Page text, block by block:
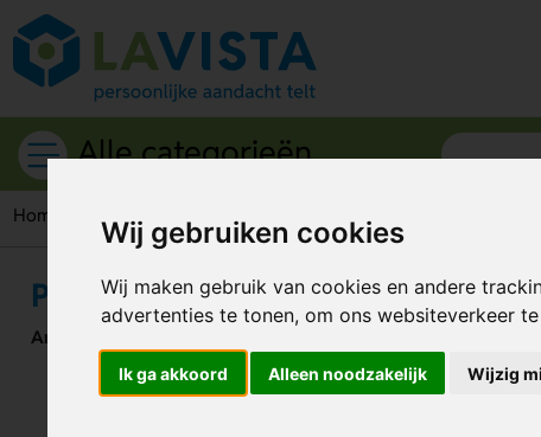
Wij gebruiken cookies
Wij maken gebruik van cookies en andere
advertenties te tonen, om ons websiteverkeer
Ik ga akkoord Alleen noodzakelijk Wijzig
Alle categorieën
Home Kantoorartikelen Papierclip pijl “Maxi”,
Papierclip pijl “Maxi”, 12 cm.
Artikelnummer: